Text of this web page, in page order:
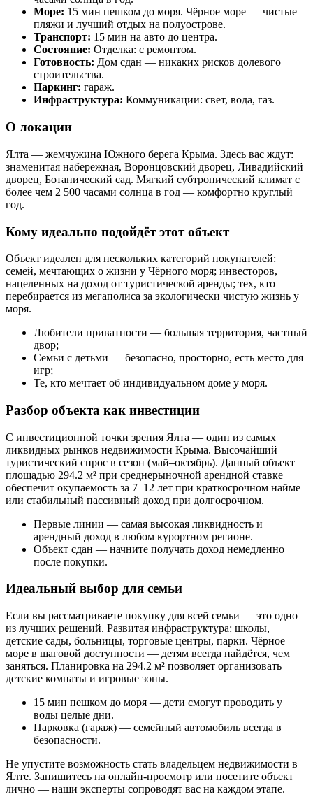
Море: 15 мин пешком до моря. Чёрное море — чистые
пляжи и лучший отдых на полуострове.
Транспорт: 15 мин на авто до центра.
Состояние: Отделка: с ремонтом.
Готовность: Дом сдан — никаких рисков долевого
строительства.
Паркинг: гараж.
Инфраструктура: Коммуникации: свет, вода, газ.
О локации
Ялта — жемчужина Южного берега Крыма. Здесь вас ждут:
знаменитая набережная, Воронцовский дворец, Ливадийский
дворец, Ботанический сад. Мягкий субтропический климат с
более чем 2 500 часами солнца в год — комфортно круглый
год.
Кому идеально подойдёт этот объект
Объект идеален для нескольких категорий покупателей:
семей, мечтающих о жизни у Чёрного моря; инвесторов,
нацеленных на доход от туристической аренды; тех, кто
перебирается из мегаполиса за экологически чистую жизнь у
моря.
Любители приватности — большая территория, частный
двор;
Семьи с детьми — безопасно, просторно, есть место для
игр;
Те, кто мечтает об индивидуальном доме у моря.
Разбор объекта как инвестиции
С инвестиционной точки зрения Ялта — один из самых
ликвидных рынков недвижимости Крыма. Высочайший
туристический спрос в сезон (май–октябрь). Данный объект
площадью 294.2 м² при среднерыночной арендной ставке
обеспечит окупаемость за 7–12 лет при краткосрочном найме
или стабильный пассивный доход при долгосрочном.
Первые линии — самая высокая ликвидность и
арендный доход в любом курортном регионе.
Объект сдан — начните получать доход немедленно
после покупки.
Идеальный выбор для семьи
Если вы рассматриваете покупку для всей семьи — это одно
из лучших решений. Развитая инфраструктура: школы,
детские сады, больницы, торговые центры, парки. Чёрное
море в шаговой доступности — детям всегда найдётся, чем
заняться. Планировка на 294.2 м² позволяет организовать
детские комнаты и игровые зоны.
15 мин пешком до моря — дети смогут проводить у
воды целые дни.
Парковка (гараж) — семейный автомобиль всегда в
безопасности.
Не упустите возможность стать владельцем недвижимости в
Ялте. Запишитесь на онлайн-просмотр или посетите объект
лично — наши эксперты сопроводят вас на каждом этапе.